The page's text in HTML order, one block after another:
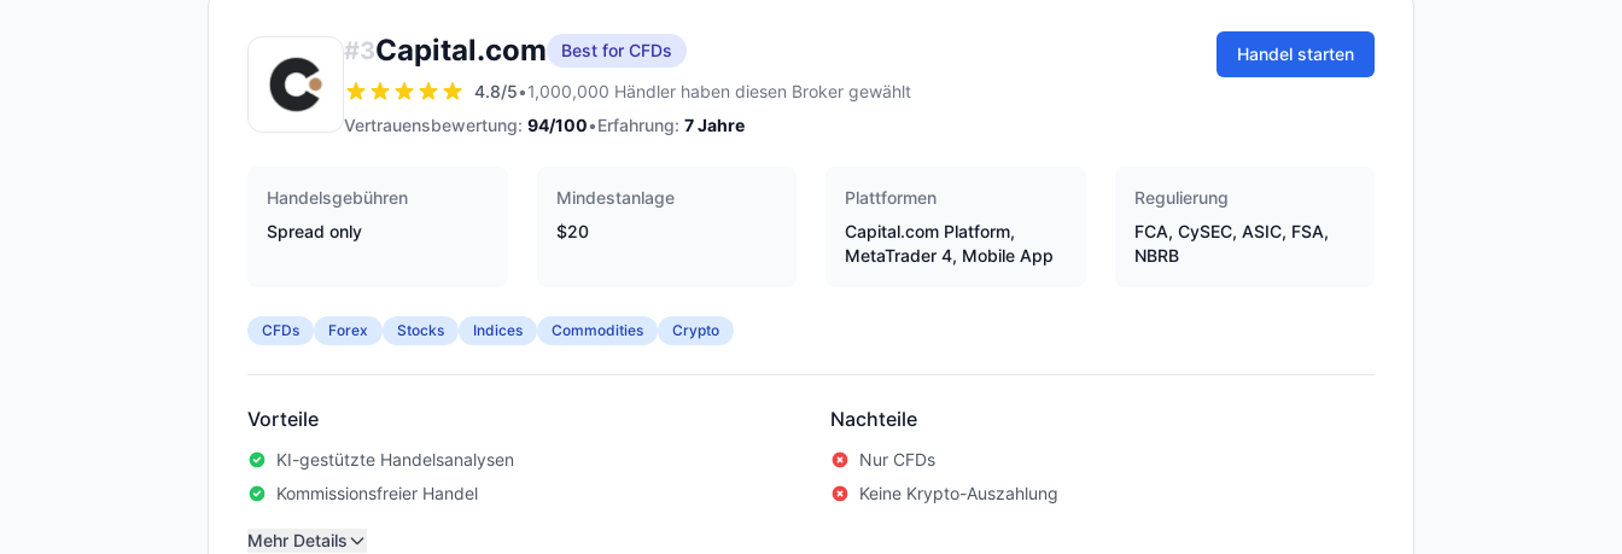
#3Capital.com
Best for CFDs
4.8/5•1,000,000 Händler haben diesen Broker gewählt
Vertrauensbewertung: 94/100•Erfahrung: 7Jahre
Handel starten
Handelsgebühren
Spread only
Mindestanlage
$20
Plattformen
Capital.com Platform,
MetaTrader 4, Mobile App
Regulierung
FCA, CySEC, ASIC, FSA,
NBRB
CFDs Forex Stocks Indices Commodities Crypto
Vorteile
KI-gestützte Handelsanalysen
Kommissionsfreier Handel
Nachteile
Nur CFDs
Keine Krypto-Auszahlung
Mehr Details